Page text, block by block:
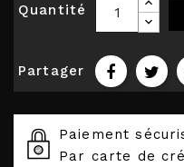
Quantité
Partager
Paiement
Par carte de